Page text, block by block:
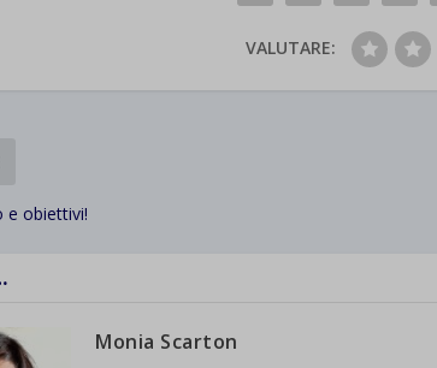
VALUTARE:
e obiettivi!
Monia Scarton